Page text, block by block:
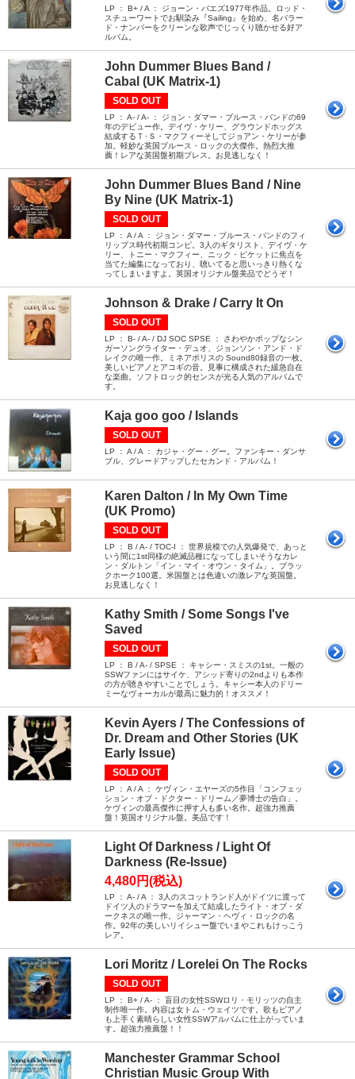
LP ： B+ / A ： ジョーン・バエズ1977年作品。ロッド・
スチューワートでお馴染み『Sailing』を始め、名バラー
ド・ナンバーをクリーンな歌声でじっくり聴かせる好ア
ルバム。
John Dummer Blues Band /
Cabal (UK Matrix-1)
SOLD OUT
LP ： A- / A- ： ジョン・ダマー・ブルース・バンドの69
年のデビュー作。デイヴ・ケリー、グラウンドホッグス
結成するＴ･Ｓ・マクフィーそしてジョアン・ケリーが参
加。軽妙な英国ブルース・ロックの大傑作。熱烈大推
薦！レアな英国盤初期プレス。お見逃しなく！
John Dummer Blues Band / Nine
By Nine (UK Matrix-1)
SOLD OUT
LP ： A / A ： ジョン・ダマー・ブルース・バンドのフィ
リップス時代初期コンピ。3人のギタリスト、デイヴ・ケ
リー、トニー・マクフィー、ニック・ピケットに焦点を
当てた編集になっており、聴いてると思いっきり熱くな
ってしまいますよ。英国オリジナル盤美品でどうぞ！
Johnson & Drake / Carry It On
SOLD OUT
LP ： B- / A- / DJ SOC SPSE ： さわやかポップなシン
ガーソングライター・デュオ、ジョンソン・アンド・ド
レイクの唯一作。ミネアポリスの Sound80録音の一枚。
美しいピアノとアコギの音。見事に構成された緩急自在
な楽曲。ソフトロック的センスが光る人気のアルバムで
す。
Kaja goo goo / Islands
SOLD OUT
LP ： A / A ： カジャ・グー・グー。ファンキー・ダンサ
ブル、グレードアップしたセカンド・アルバム！
Karen Dalton / In My Own Time
(UK Promo)
SOLD OUT
LP ： B / A- / TOC-I ： 世界規模での人気爆発で、あっと
いう間に1st同様の絶滅品種になってしまいそうなカレ
ン・ダルトン「イン・マイ・オウン・タイム」。ブラッ
クホーク100選。米国盤とは色違いの激レアな英国盤。
お見逃しなく！
Kathy Smith / Some Songs I've
Saved
SOLD OUT
LP ： B / A- / SPSE ： キャシー・スミスの1st。一般の
SSWファンにはサイケ、アシッド寄りの2ndよりも本作
の方が聴きやすいことでしょう。キャシー本人のドリー
ミーなヴォーカルが最高に魅力的！オススメ！
Kevin Ayers / The Confessions of
Dr. Dream and Other Stories (UK
Early Issue)
SOLD OUT
LP ： A / A ： ケヴィン・エヤーズの5作目「コンフェッ
ション・オブ・ドクター・ドリーム／夢博士の告白」。
ケヴィンの最高傑作に押す人も多い名作。超強力推薦
盤！英国オリジナル盤。美品です！
Light Of Darkness / Light Of
Darkness (Re-Issue)
4,480円(税込)
LP ： A- / A ： 3人のスコットランド人がドイツに渡って
ドイツ人のドラマーを加えて結成したライト・オブ・ダ
ークネスの唯一作。ジャーマン・ヘヴィ・ロックの名
作。92年の美しいリイシュー盤でいまやこれもけっこう
レア。
Lori Moritz / Lorelei On The Rocks
SOLD OUT
LP ： B+ / A- ： 盲目の女性SSWロリ・モリッツの自主
制作唯一作。内容は女トム・ウェイツです。歌もピアノ
も上手く素晴らしい女性SSWアルバムに仕上がっていま
す。超強力推薦盤！！
Manchester Grammar School
Christian Music Group With